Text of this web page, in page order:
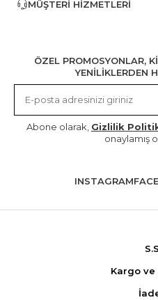
MÜŞTERI HIZMETLERI
ÖZEL PROMOSYONLAR,
YENİLİKLERDEN
Abone olarak, Gizlilik
onaylamış
INSTAGRAM
Kargo